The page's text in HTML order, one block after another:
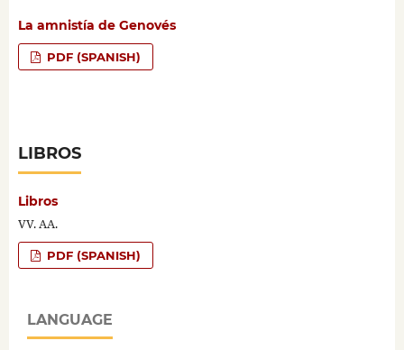
La amnistía de Genovés
PDF (SPANISH)
LIBROS
Libros
VV. AA.
PDF (SPANISH)
LANGUAGE